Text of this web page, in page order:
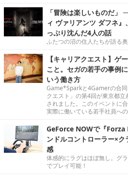
「冒険は楽しいものだ」
ィ ヴァリアンツ ダフネ
っぷり沈んだ4人の話
ふたつの沼の住人たちが語る奥
【キャリアクエスト】ゲ
こと。セガの若手の事例
いう働き方
Game*Sparkと4Gamerの合
クエスト」の第4回が東京都
されました。このイベントに
実際に働いている若手社員へ
GeForce NOWで『
ンドルコントローラー×
感
体感的にラグはほぼ無し。グ
でプレイ可能！